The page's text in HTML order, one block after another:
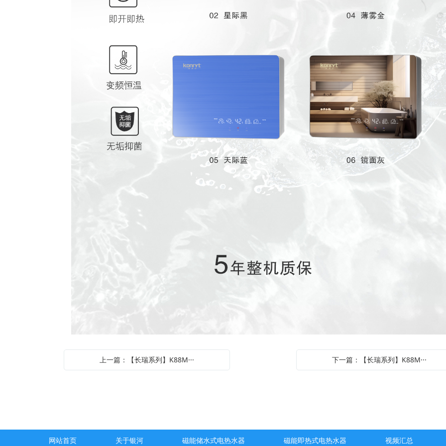
上一篇：【长瑞系列】K88M··· 下一篇：【长瑞系列】K88M···
网站首页 关于银河 磁能储水式电热水器 磁能即热式电热水器 视频汇总